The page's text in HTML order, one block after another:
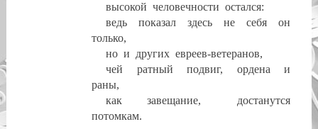
высокой человечности остался:
ведь
показал здесь не себя
он
только,
но и других евреев-ветеранов,
чей
ратный подвиг, ордена
и
раны,
как
завещание,
достанутся
потомкам.